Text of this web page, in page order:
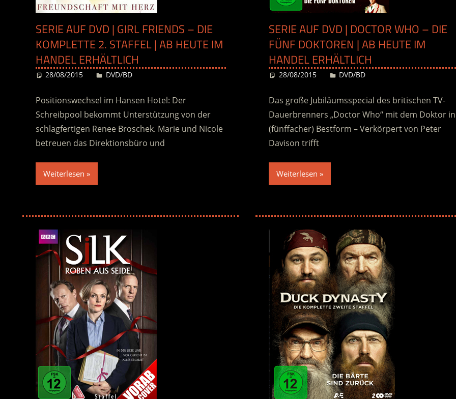
SERIE AUF DVD | GIRL FRIENDS – DIE
KOMPLETTE 2. STAFFEL | AB HEUTE IM
HANDEL ERHÄLTLICH
28/08/2015 Desiree
DVD/BD
Positionswechsel im Hansen Hotel: Der
Schreibpool bekommt Unterstützung von der
schlagfertigen Renee Broschek. Marie und Nicole
betreuen das Direktionsbüro und
Weiterlesen
SERIE AUF DVD | DOCTOR WHO – DIE
FÜNF DOKTOREN | AB HEUTE IM
HANDEL ERHÄLTLICH
28/08/2015 Desiree
DVD/BD
Das große Jubiläumsspecial des britischen TV-
Dauerbrenners „Doctor Who“ mit dem Doktor in
(fünffacher) Bestform – Verkörpert von Peter
Davison trifft
Weiterlesen